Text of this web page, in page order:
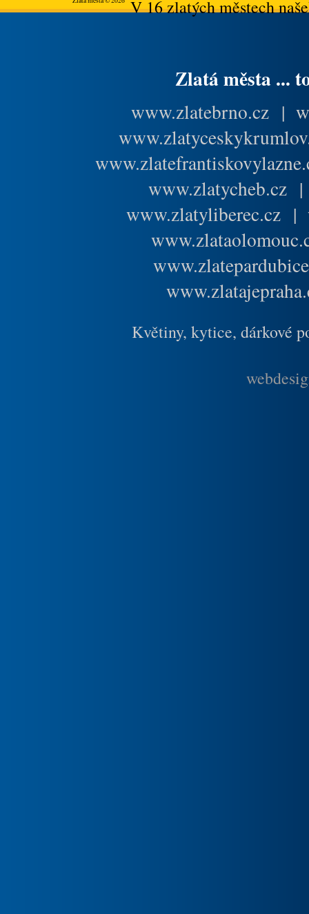
V 16 zlatých městech
Zlatá města ...
www.zlatebrno.cz |
www.zlatycheb.cz
www.zlatyliberec.cz |
Květiny, kytice, dárkové